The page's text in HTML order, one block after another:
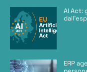
AI Act:
ERP